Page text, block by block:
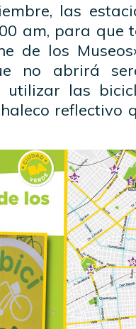
las
am, para que
de los
no abrirá
las
reflectivo